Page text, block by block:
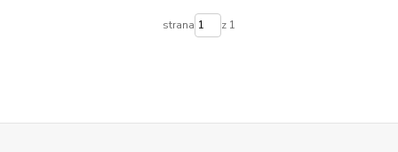
strana z 1